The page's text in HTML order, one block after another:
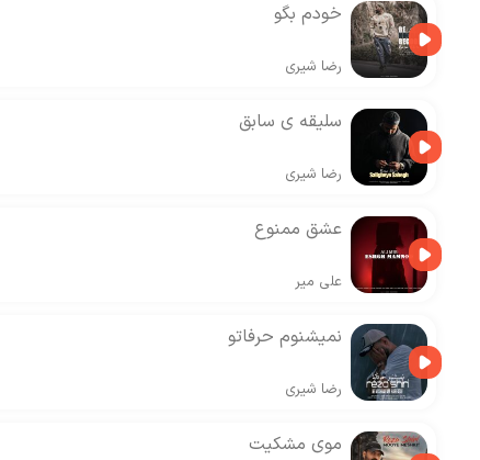
خودم بگو
رضا شیری
سلیقه ی سابق
رضا شیری
عشق ممنوع
علی میر
نمیشنوم حرفاتو
رضا شیری
موی مشکیت